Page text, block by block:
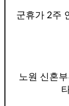
군휴가 2주
노원 신혼